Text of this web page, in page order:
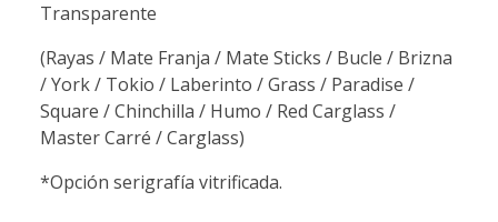
Transparente
(Rayas / Mate Franja / Mate Sticks / Bucle / Brizna
/ York / Tokio / Laberinto / Grass / Paradise /
Square / Chinchilla / Humo / Red Carglass /
Master Carré / Carglass)
*Opción serigrafía vitrificada.